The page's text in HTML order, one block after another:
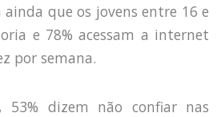
que os jovens entre 16 e
e 78% acessam a internet
por semana.
53% dizem não confiar nas